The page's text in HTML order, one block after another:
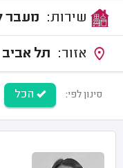
מעבר
תל אביב
סינון לפי: הכל